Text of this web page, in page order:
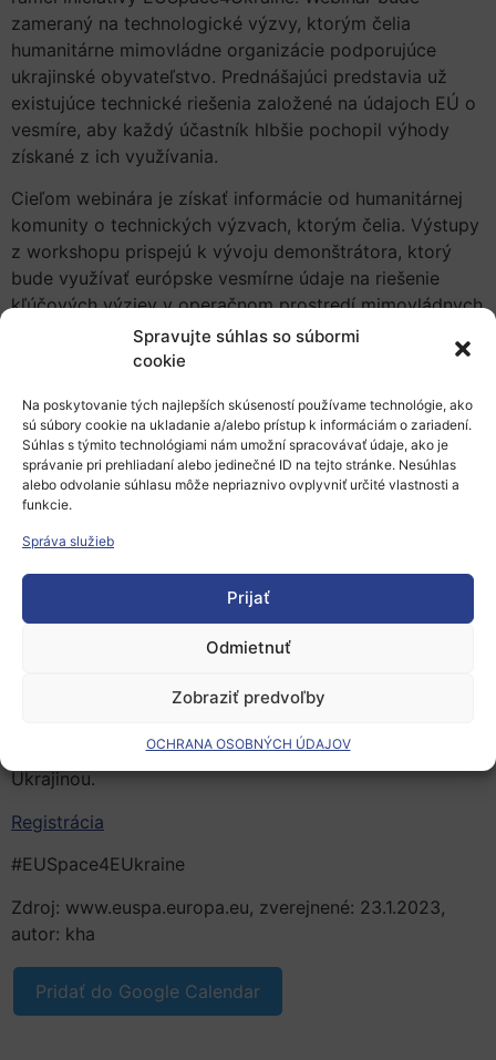
Spravujte súhlas so súbormi
cookie
Na poskytovanie tých najlepších skúseností používame technológie, ako
sú súbory cookie na ukladanie a/alebo prístup k informáciám o zariadení.
Súhlas s týmito technológiami nám umožní spracovávať údaje, ako je
správanie pri prehliadaní alebo jedinečné ID na tejto stránke. Nesúhlas
alebo odvolanie súhlasu môže nepriaznivo ovplyvniť určité vlastnosti a
funkcie.
Správa služieb
Prijať
Odmietnuť
Zobraziť predvoľby
OCHRANA OSOBNÝCH ÚDAJOV
zameraný na technologické výzvy, ktorým čelia
humanitárne mimovládne organizácie podporujúce
ukrajinské obyvateľstvo. Prednášajúci predstavia už
existujúce technické riešenia založené na údajoch EÚ o
vesmíre, aby každý účastník hlbšie pochopil výhody
získané z ich využívania.
Cieľom webinára je získať informácie od humanitárnej
komunity o technických výzvach, ktorým čelia. Výstupy
z workshopu prispejú k vývoju demonštrátora, ktorý
bude využívať európske vesmírne údaje na riešenie
kľúčových výziev v operačnom prostredí mimovládnych
Workshop je prípravnou aktivitou pre demonštračný
projektEUSpace4Ukraine . Jeho cieľom je overiť riešenia
založené na vesmírnych údajoch EÚ pre mimovládne
organizácie pôsobiace na Ukrajine.
Termín konania podujatia: 2. február 2023, 10:00 –
EUSpace4EUkraine
EUSpace4Ukraineje iniciatíva, ktorá spája mimovládne
organizácie, pomocníkov a inovátorov pri zmierňovaní
V rámci tejto iniciatívy bude vyvinutý technický
organizácie v ich humanitárnych aktivitách spojených s
Ukrajinou.
Registrácia
#EUSpace4EUkraine
Zdroj: www.euspa.europa.eu, zverejnené: 23.1.2023,
autor: kha
Pridať do Google Calendar